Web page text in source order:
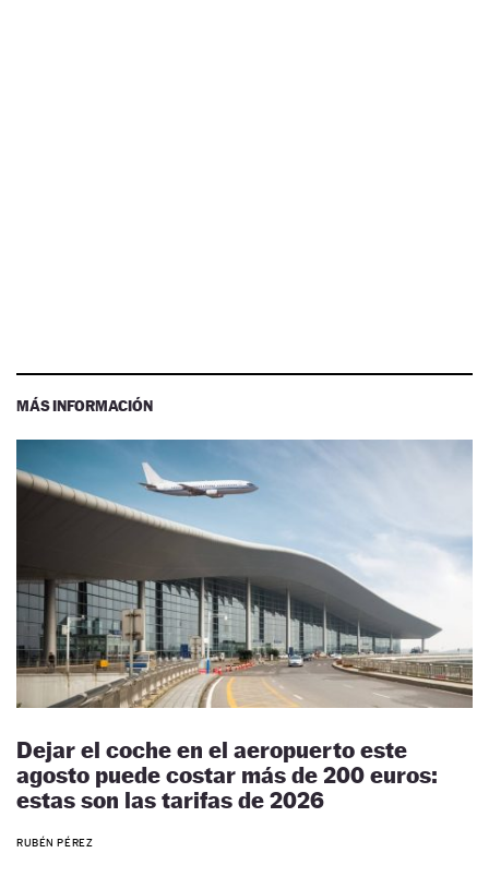
MÁS INFORMACIÓN
Dejar el coche en el aeropuerto este
agosto puede costar más de 200 euros:
estas son las tarifas de 2026
RUBÉN PÉREZ